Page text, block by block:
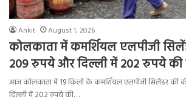
Ankit August 1, 2026
कोलकाता में कमर्शियल एलपीजी
209 रुपये और दिल्ली में 202 रुपये
आज कोलकाता में 19 किलो के कमर्शियल एलपीजी सिलेंडर की
दिल्ली में 202 रुपये की…